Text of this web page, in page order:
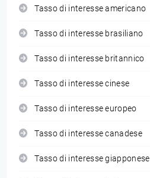
Tasso di interesse americano
Tasso di interesse brasiliano
Tasso di interesse britannico
Tasso di interesse cinese
Tasso di interesse europeo
Tasso di interesse canadese
Tasso di interesse giapponese